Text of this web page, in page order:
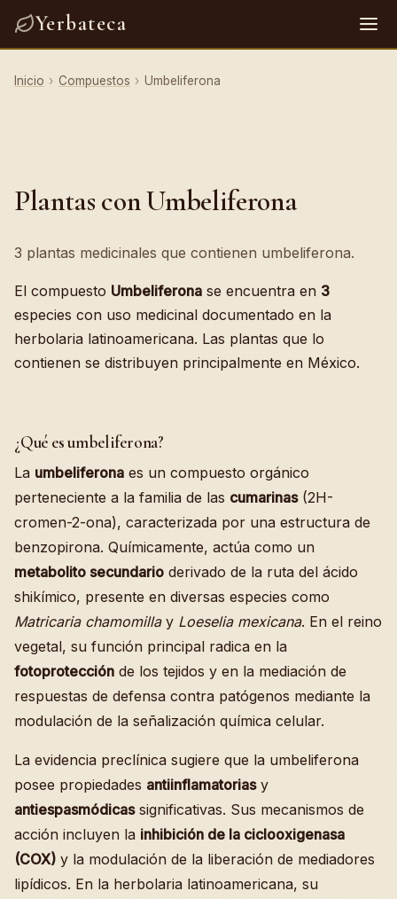
Yerbateca
Inicio › Compuestos › Umbeliferona
Plantas con Umbeliferona
3 plantas medicinales que contienen umbeliferona.
El compuesto Umbeliferona se encuentra en 3
especies con uso medicinal documentado en la
herbolaria latinoamericana. Las plantas que lo
contienen se distribuyen principalmente en México.
¿Qué es umbeliferona?
La umbeliferona es un compuesto orgánico
perteneciente a la familia de las cumarinas(2H-
cromen-2-ona), caracterizada por una estructura de
benzopirona. Químicamente, actúa como un
metabolito secundario derivado de la ruta del ácido
shikímico, presente en diversas especies como
Matricaria chamomillay Loeselia mexicana. En el reino
vegetal, su función principal radica en la
fotoprotección de los tejidos y en la mediación de
respuestas de defensa contra patógenos mediante la
modulación de la señalización química celular.
La evidencia preclínica sugiere que la umbeliferona
posee propiedades antiinflamatoriasy
antiespasmódicassignificativas. Sus mecanismos de
acción incluyen la inhibición de la ciclooxigenasa
(COX) y la modulación de la liberación de mediadores
lipídicos. En la herbolaria latinoamericana, su